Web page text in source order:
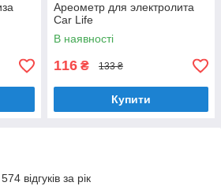
Ареометр для электролита
Car Life
В наявності
116 ₴ 133 ₴
Купити
відгуків за рік